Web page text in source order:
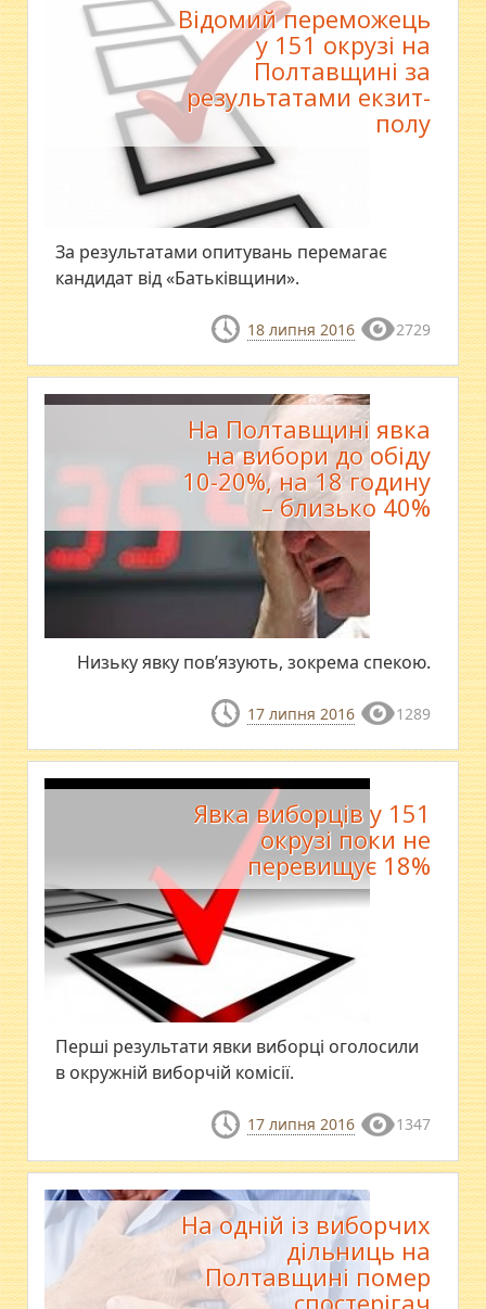
Відомий переможець
у 151 окрузі на
Полтавщині за
результатами екзит-
полу
​За результатами опитувань перемагає
кандидат від «Батьківщини».
18 липня 2016 2729
На Полтавщині явка
на вибори до обіду
10-20%, на 18 годину
– близько 40%
Низьку явку пов’язують, зокрема спекою.
17 липня 2016 1289
Явка виборців у 151
окрузі поки не
перевищує 18%
​Перші результати явки виборці оголосили
в окружній виборчій комісії.
17 липня 2016 1347
На одній із виборчих
дільниць на
Полтавщині помер
спостерігач